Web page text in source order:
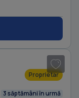
Proprietar
3 săptămâni în urmă